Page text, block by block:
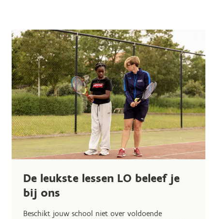
De leukste lessen LO beleef je
bij ons
Beschikt jouw school niet over voldoende